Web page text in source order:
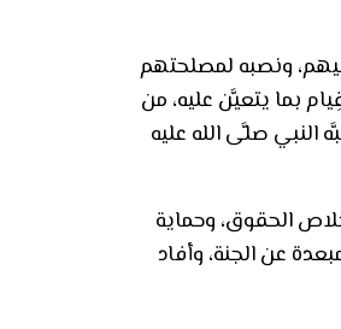
ونصبه لمصلحتهم
بما يتعيَّن عليه، من
صلَّى الله عليه
الحقوق، وحماية
عن الجنة، وأفاد